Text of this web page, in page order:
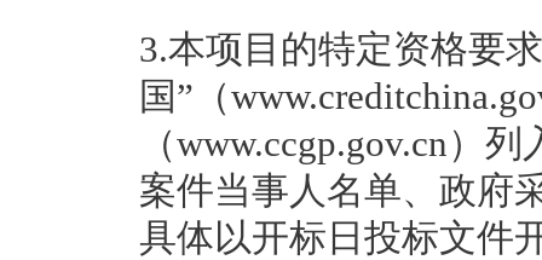
3.本项目的特定资格要
国”（
（www.ccgp.gov.cn）
案件当事人名单、政府
具体以开标日投标文件